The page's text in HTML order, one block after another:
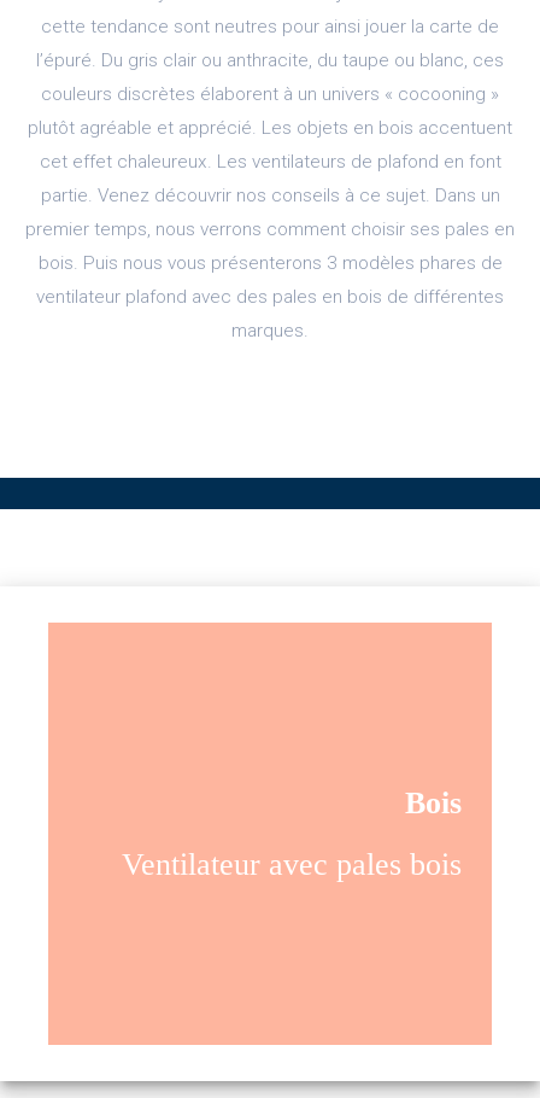
cette tendance sont neutres pour ainsi jouer la carte de
l’épuré. Du gris clair ou anthracite, du taupe ou blanc, ces
couleurs discrètes élaborent à un univers « cocooning »
plutôt agréable et apprécié. Les objets en bois accentuent
cet effet chaleureux. Les ventilateurs de plafond en font
partie. Venez découvrir nos conseils à ce sujet. Dans un
premier temps, nous verrons comment choisir ses pales en
bois. Puis nous vous présenterons 3 modèles phares de
ventilateur plafond avec des pales en bois de différentes
marques.
Bois
Ventilateur avec pales bois